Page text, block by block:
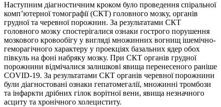
Наступним діагностичним кроком було проведення спіральної
комп’ютерної томографії (СКТ) головного мозку, органів
грудної та черевної порожнин. За результатами СКТ
головного мозку спостерігалися ознаки гострого порушення
мозкового кровообігу у вигляді множинних вогнищ ішемічно-
геморагічного характеру у проекціях базальних ядер обох
півкуль на фоні набряку мозку. При СКТ органів грудної
порожнини відмічалися залишкові явища перенесеного раніше
СОVID-19. За результатами СКТ органів черевної порожнини
були діагностовані ознаки гепатомегалії, множинні тромбози
та інфаркти дрібних гілок ворітної вени, явища незначного
асциту та хронічного холециститу.